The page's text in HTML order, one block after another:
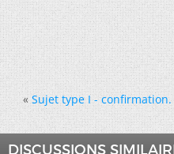
« Sujet type I - confirmation.
DISCUSSIONS